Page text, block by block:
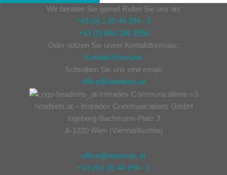
Wir beraten Sie gerne! Rufen Sie uns an:
+43 (0) 1 20 44 294 - 0
+43 (0) 664 186 2056
Oder nützen Sie unser Kontaktformular:
Kontakt-Formular
Schreiben Sie uns eine email:
office@headsets.at
headsets.at – Imtradex Communications GmbH
Ingeborg-Bachmann-Platz 3
A-1220 Wien (Vienna/Austria)
office@headsets.at
+43 (0)1 20 44 294 - 0